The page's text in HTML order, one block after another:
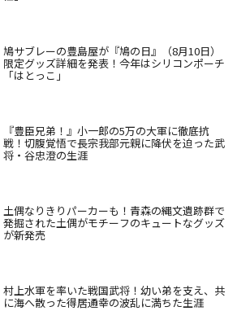
鳩サブレーの豊島屋が『鳩の日』（8月10日）
限定グッズ詳細を発表！今年はシリコンポーチ
「はとっこ」
『豊臣兄弟！』小一郎の5万の大軍に徹底抗
戦！切腹覚悟で長宗我部元親に降伏を迫った武
将・谷忠澄の生涯
土偶なりきりパーカーも！青森の縄文遺跡群で
発掘された土偶がモチーフのキュートなグッズ
が新発売
村上水軍を率いた戦国武将！幼い弟を支え、共
に海へ散った得居通幸の波乱に満ちた生涯